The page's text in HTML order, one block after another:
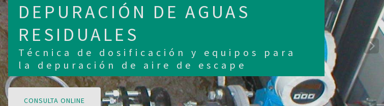
DEPURACIÓN DE AGUAS
RESIDUALES
Técnica de dosificación y equipos para
la depuración de aire de escape
CONSULTA ONLINE